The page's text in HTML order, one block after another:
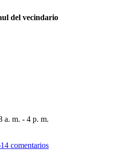
del vecindario
a. m. - 4 p. m.
comentarios